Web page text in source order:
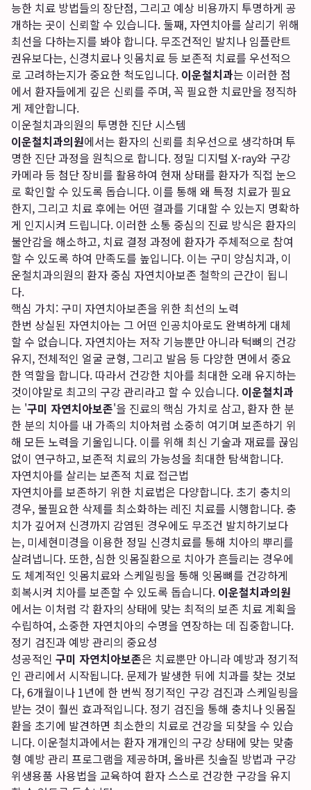
능한 치료 방법들의 장단점, 그리고 예상 비용까지 투명하게 공
개하는 곳이 신뢰할 수 있습니다. 둘째, 자연치아를 살리기 위해
최선을 다하는지를 봐야 합니다. 무조건적인 발치나 임플란트
권유보다는, 신경치료나 잇몸치료 등 보존적 치료를 우선적으
로 고려하는지가 중요한 척도입니다. 이운철치과는 이러한 점
에서 환자들에게 깊은 신뢰를 주며, 꼭 필요한 치료만을 정직하
게 제안합니다.
이운철치과의원의 투명한 진단 시스템
이운철치과의원에서는 환자의 신뢰를 최우선으로 생각하며 투
명한 진단 과정을 원칙으로 합니다. 정밀 디지털 X-ray와 구강
카메라 등 첨단 장비를 활용하여 현재 상태를 환자가 직접 눈으
로 확인할 수 있도록 돕습니다. 이를 통해 왜 특정 치료가 필요
한지, 그리고 치료 후에는 어떤 결과를 기대할 수 있는지 명확하
게 인지시켜 드립니다. 이러한 소통 중심의 진료 방식은 환자의
불안감을 해소하고, 치료 결정 과정에 환자가 주체적으로 참여
할 수 있도록 하여 만족도를 높입니다. 이는 구미 양심치과, 이
운철치과의원의 환자 중심 자연치아보존 철학의 근간이 됩니
다.
핵심 가치: 구미 자연치아보존을 위한 최선의 노력
한번 상실된 자연치아는 그 어떤 인공치아로도 완벽하게 대체
할 수 없습니다. 자연치아는 저작 기능뿐만 아니라 턱뼈의 건강
유지, 전체적인 얼굴 균형, 그리고 발음 등 다양한 면에서 중요
한 역할을 합니다. 따라서 건강한 치아를 최대한 오래 유지하는
것이야말로 최고의 구강 관리라고 할 수 있습니다. 이운철치과
는 '구미 자연치아보존'을 진료의 핵심 가치로 삼고, 환자 한 분
한 분의 치아를 내 가족의 치아처럼 소중히 여기며 보존하기 위
해 모든 노력을 기울입니다. 이를 위해 최신 기술과 재료를 끊임
없이 연구하고, 보존적 치료의 가능성을 최대한 탐색합니다.
자연치아를 살리는 보존적 치료 접근법
자연치아를 보존하기 위한 치료법은 다양합니다. 초기 충치의
경우, 불필요한 삭제를 최소화하는 레진 치료를 시행합니다. 충
치가 깊어져 신경까지 감염된 경우에도 무조건 발치하기보다
는, 미세현미경을 이용한 정밀 신경치료를 통해 치아의 뿌리를
살려냅니다. 또한, 심한 잇몸질환으로 치아가 흔들리는 경우에
도 체계적인 잇몸치료와 스케일링을 통해 잇몸뼈를 건강하게
회복시켜 치아를 보존할 수 있도록 돕습니다. 이운철치과의원
에서는 이처럼 각 환자의 상태에 맞는 최적의 보존 치료 계획을
수립하여, 소중한 자연치아의 수명을 연장하는 데 집중합니다.
정기 검진과 예방 관리의 중요성
성공적인 구미 자연치아보존은 치료뿐만 아니라 예방과 정기적
인 관리에서 시작됩니다. 문제가 발생한 뒤에 치과를 찾는 것보
다, 6개월이나 1년에 한 번씩 정기적인 구강 검진과 스케일링을
받는 것이 훨씬 효과적입니다. 정기 검진을 통해 충치나 잇몸질
환을 초기에 발견하면 최소한의 치료로 건강을 되찾을 수 있습
니다. 이운철치과에서는 환자 개개인의 구강 상태에 맞는 맞춤
형 예방 관리 프로그램을 제공하며, 올바른 칫솔질 방법과 구강
위생용품 사용법을 교육하여 환자 스스로 건강한 구강을 유지